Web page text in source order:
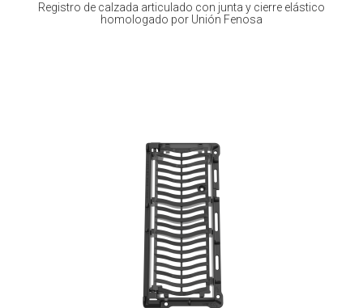
Registro de calzada articulado con junta y cierre elástico
homologado por Unión Fenosa